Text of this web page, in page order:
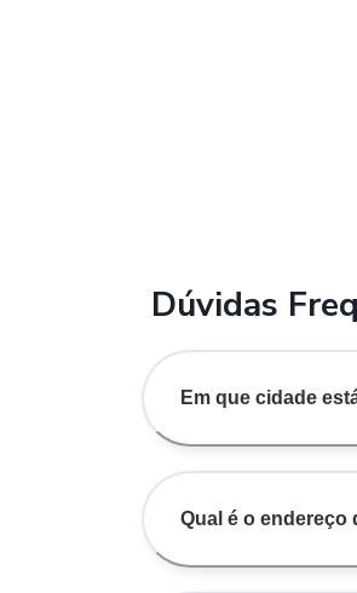
Dúvidas
Em que cidade
Qual é o endereço